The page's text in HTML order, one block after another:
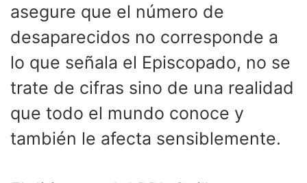
asegure que el número de
desaparecidos no corresponde a
lo que señala el Episcopado, no se
trate de cifras sino de una realidad
que todo el mundo conoce y
también le afecta sensiblemente.